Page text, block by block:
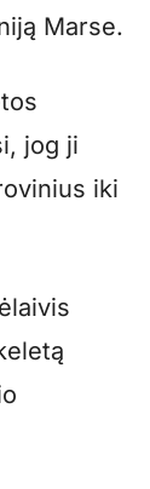
Marse.
jog ji
iki